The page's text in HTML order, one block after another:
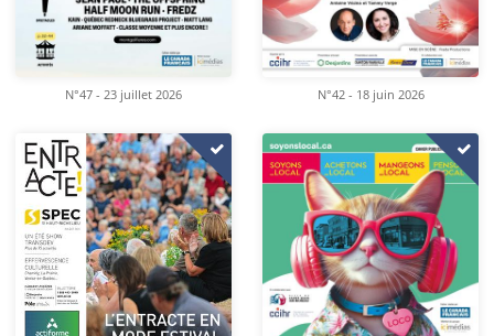
N°47 - 23 juillet 2026 N°42 - 18 juin 2026